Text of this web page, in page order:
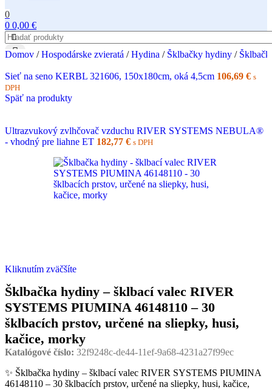
0
0 0,00 €
Domov / Hospodárske zvieratá / Hydina / Šklbačky hydiny /
Sieť na seno KERBL 321606, 150x180cm, oká 4,5cm 106,69 € s
DPH
Späť na produkty
Ultrazvukový zvlhčovač vzduchu RIVER SYSTEMS NEBULA®
- vhodný pre liahne ET 182,77 € s DPH
Kliknutím zväčšíte
Šklbačka hydiny – šklbací valec RIVER
SYSTEMS PIUMINA 46148110 – 30
šklbacích prstov, určené na sliepky, husi,
kačice, morky
Katalógové číslo: 32f9248c-de44-11ef-9a68-4231a27f99ec
✨ Šklbačka hydiny – šklbací valec RIVER SYSTEMS PIUMINA
46148110 – 30 šklbacích prstov, určené na sliepky, husi, kačice,